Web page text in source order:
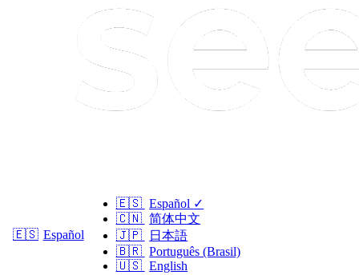
🇪🇸 Español
🇪🇸 Español ✓
🇨🇳 简体中文
🇯🇵
日本語
🇧🇷 Português (Brasil)
🇺🇸 English